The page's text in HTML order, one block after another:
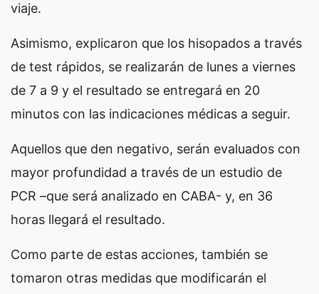
viaje.
Asimismo, explicaron que los hisopados a través
de test rápidos, se realizarán de lunes a viernes
de 7 a 9 y el resultado se entregará en 20
minutos con las indicaciones médicas a seguir.
Aquellos que den negativo, serán evaluados con
mayor profundidad a través de un estudio de
PCR –que será analizado en CABA- y, en 36
horas llegará el resultado.
Como parte de estas acciones, también se
tomaron otras medidas que modificarán el